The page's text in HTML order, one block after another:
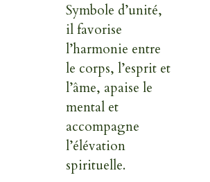
Symbole d’unité,
il favorise
l’harmonie entre
le corps, l’esprit et
l’âme, apaise le
mental et
accompagne
l’élévation
spirituelle.